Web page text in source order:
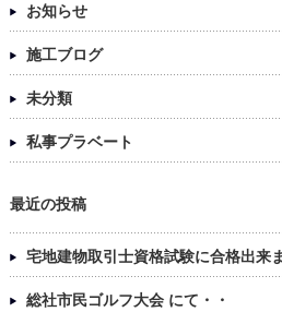
お知らせ
施工ブログ
未分類
私事プラベート
最近の投稿
宅地建物取引士資格試験に合格出来
総社市民ゴルフ大会 にて・・